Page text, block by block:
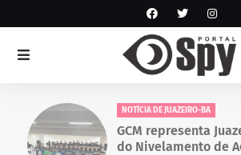
NOTÍCIA DE JUAZEIRO-BA
GCM representa
do Nivelamento de